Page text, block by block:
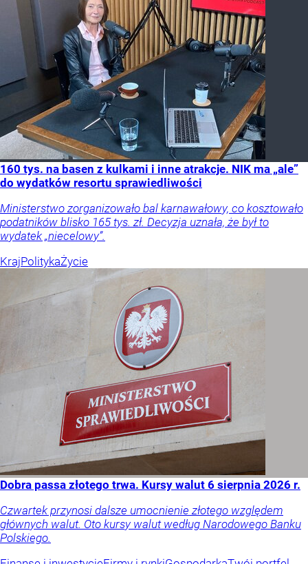
160 tys. na basen z kulkami i inne atrakcje. NIK ma „ale”
do wydatków resortu sprawiedliwości
Ministerstwo zorganizowało bal karnawałowy, co kosztowało
podatników blisko 165 tys. zł. Decyzja uznała, że był to
wydatek „niecelowy”.
KrajPolitykaŻycie
Dobra passa złotego trwa. Kursy walut 6 sierpnia 2026 r.
Czwartek przynosi dalsze umocnienie złotego względem
głównych walut. Oto kursy walut według Narodowego Banku
Polskiego.